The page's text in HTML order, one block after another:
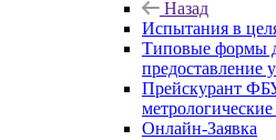
Назад
Испытания в
Типовые формы
предоставление
Прейскурант
Онлайн-Заявка